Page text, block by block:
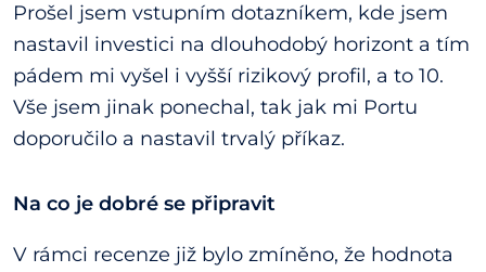
Prošel jsem vstupním dotazníkem, kde jsem
nastavil investici na dlouhodobý horizont a tím
pádem mi vyšel i vyšší rizikový profil, a to 10.
Vše jsem jinak ponechal, tak jak mi Portu
doporučilo a nastavil trvalý příkaz.
Na co je dobré se připravit
V rámci recenze již bylo zmíněno, že hodnota